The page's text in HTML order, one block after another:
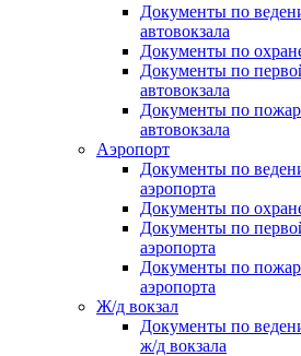
Документы по
автовокзала
Документы по
Документы по
автовокзала
Документы по
автовокзала
Аэропорт
Документы по
аэропорта
Документы по
Документы по
аэропорта
Документы по
аэропорта
Ж/д вокзал
Документы по
ж/д вокзала